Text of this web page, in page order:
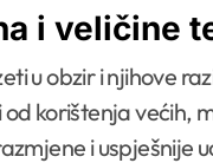
i veličine
u obzir i njihove
korištenja većih,
i uspješnije